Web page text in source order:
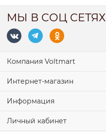
МЫ В СОЦ СЕТЯХ
Компания Voltmart
Интернет-магазин
Информация
Личный кабинет